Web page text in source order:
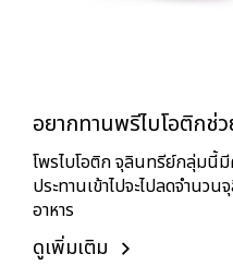
อยากทานพรีไบโอติกช่
โพรไบโอติก จุลินทรีย์กลุ่ม
ประทานเข้าไปจะไปลดจำนว
อาหาร
ดูเพิ่มเติม